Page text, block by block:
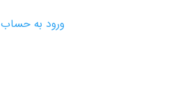
ورود به حساب